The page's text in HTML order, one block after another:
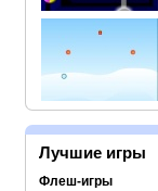
Лучшие игры
Флеш-игры